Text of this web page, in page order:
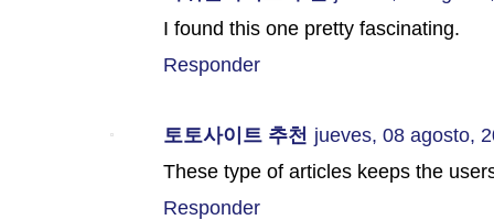
I found this one pretty fascinating.
Responder
토토사이트 추천 jueves, 08 agosto,
These type of articles keeps the
Responder